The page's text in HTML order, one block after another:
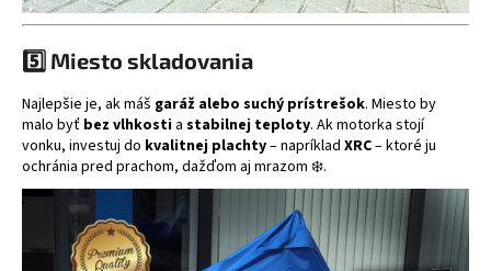
5️⃣ Miesto skladovania
Najlepšie je, ak máš garáž alebo suchý prístrešok. Miesto by
malo byť bez vlhkosti a stabilnej teploty. Ak motorka stojí
vonku, investuj do kvalitnej plachty– napríklad XRC– ktoré ju
ochránia pred prachom, dažďom aj mrazom ❄️.